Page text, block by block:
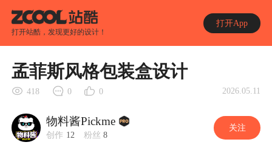
打开站酷，发现更好的设计！
打开App
孟菲斯风格包装盒设计
418 0 0 2026.05.11
物料酱Pickme
创作 12 粉丝 8
关注